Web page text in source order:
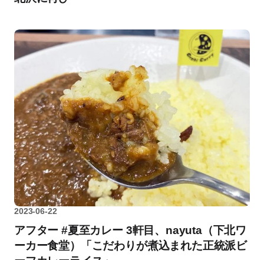
2023-06-22
アフター #夏至カレー 3軒目、nayuta（下北ワ
ーカー食堂）「こだわりが煮込まれた正統派ビ